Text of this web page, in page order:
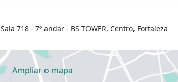
Sala 718 - 7º andar - BS TOWER, Centro, Fortaleza
Ampliar o mapaabre num novo separador